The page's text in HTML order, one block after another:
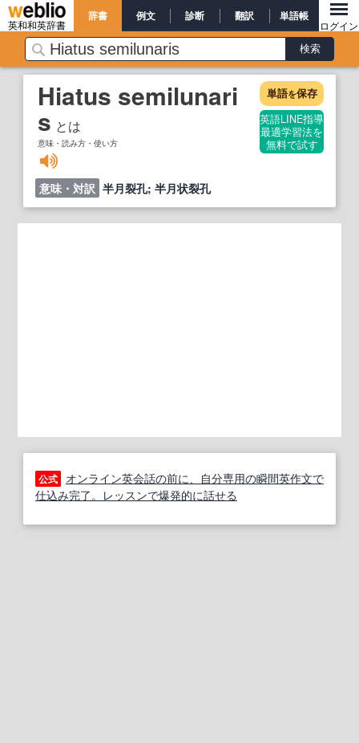
英和和英辞書
辞書 例文 診断 翻訳 単語帳
ログイン
Hiatus semilunari
s とは
意味・読み方・使い方
単語を保存
英語LINE指導
最適学習法を
無料で試す
意味・対訳 半月裂孔; 半月状裂孔
公式
オンライン英会話の前に、自分専用の瞬間英作文で
仕込み完了。レッスンで爆発的に話せる